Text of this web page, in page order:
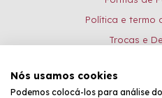
Política e termo
Trocas e
Formas de
Nós usamos cookies
Podemos colocá-los para análise